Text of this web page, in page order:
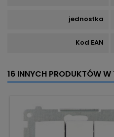
jednostka
Kod EAN
16 INNYCH PRODUKTÓW